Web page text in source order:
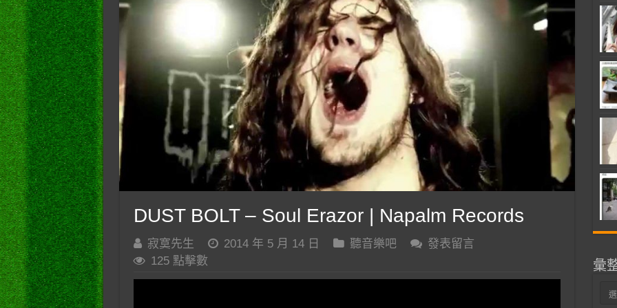
DUST BOLT – Soul Erazor | Napalm Records
寂寞先生 2014 年 5 月 14 日 聽音樂吧
發表留言
125 點擊數
彙
彙